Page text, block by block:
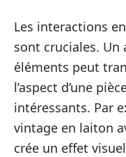
Les interactions
sont cruciales. Un
éléments peut
l’aspect d’une
intéressants. Par
vintage en laiton
crée un effet